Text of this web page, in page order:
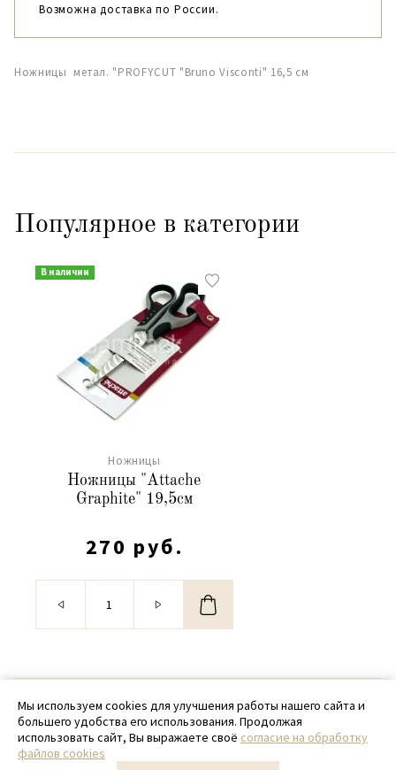
Возможна доставка по России.
Ножницы метал. "PROFYCUT "Bruno Visconti" 16,5 см
Популярное в категории
В наличии
Ножницы
Ножницы "Attache
Graphite" 19,5см
270 руб.
© 2020 - 2026 SamPack
+ 7 (918) 699-97-87
zakaz@sampack.store
Мы используем cookies для улучшения работы нашего сайта и
большего удобства его использования. Продолжая
использовать сайт, Вы выражаете своё согласие на обработку
файлов cookies